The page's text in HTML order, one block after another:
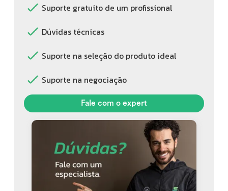
Suporte gratuito de um profissional
Dúvidas técnicas
Suporte na seleção do produto ideal
Suporte na negociação
Fale com o expert